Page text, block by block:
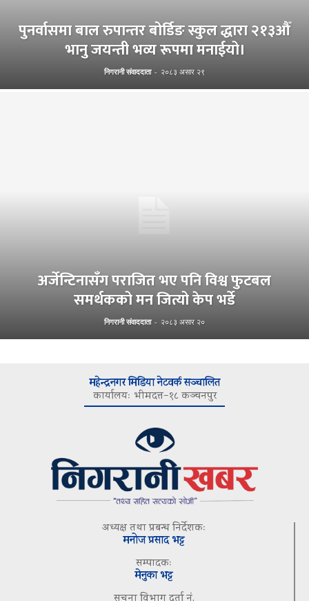
पुनर्वासमा बाल रुपान्तर बोर्डिङ स्कुल द्धारा २१३औँ
भानु जयन्ती भव्य रूपमा मनाईयो।
निगरानी संवाददाता - २०८३ असार २९
अर्जेन्टिनासँग पराजित भए पनि विश्व फुटबल
समर्थकको मन जित्यो केप भर्डे
निगरानी संवाददाता - २०८३ असार २०
महेन्द्रनगर मिडिया नेटवर्क सञ्चालित
कार्यालयः भीमदत्त–१८ कञ्चनपुर
अध्यक्ष तथा प्रबन्ध निर्देशकः
मनोज प्रसाद भट्ट
सम्पादकः
मेनुका भट्ट